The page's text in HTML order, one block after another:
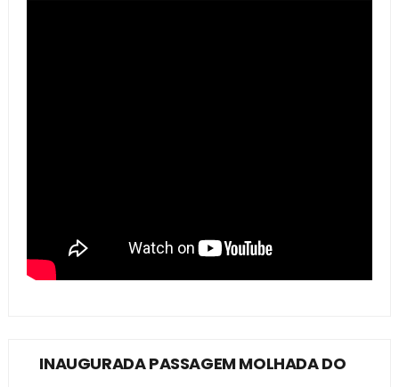
INAUGURADA PASSAGEM MOLHADA DO